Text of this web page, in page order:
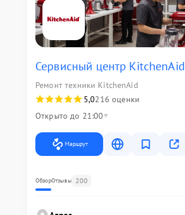
Сервисный центр KitchenAid
Ремонт техники KitchenAid
5,0216 оценки
Открыто до 21:00
Маршрут
ОбзорОтзывы 200